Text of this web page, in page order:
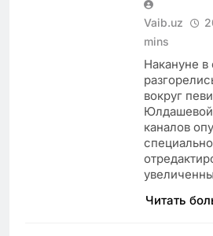
Vaib.uz
mins
Накануне в
вокруг
каналов
специально
Читать